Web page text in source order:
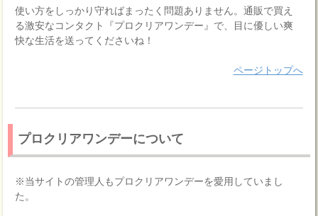
使い方をしっかり守ればまったく問題ありません。通販で買え
る激安なコンタクト『プロクリアワンデー』で、目に優しい爽
快な生活を送ってくださいね！
ページトップへ
プロクリアワンデーについて
※当サイトの管理人もプロクリアワンデーを愛用していまし
た。